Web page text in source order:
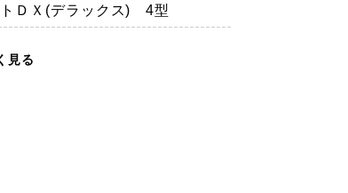
トＤＸ(デラックス) 4型
見る